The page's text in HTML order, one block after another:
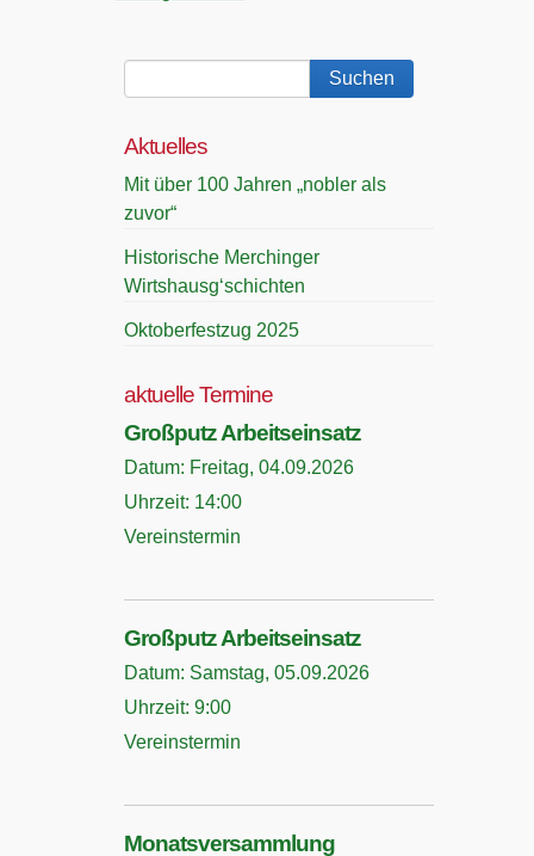
Aktuelles
Mit über 100 Jahren „nobler als
zuvor“
Historische Merchinger
Wirtshausg‘schichten
Oktoberfestzug 2025
aktuelle Termine
Großputz Arbeitseinsatz
Datum: Freitag, 04.09.2026
Uhrzeit: 14:00
Vereinstermin
Großputz Arbeitseinsatz
Datum: Samstag, 05.09.2026
Uhrzeit: 9:00
Vereinstermin
Monatsversammlung